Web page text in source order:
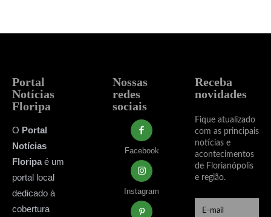
Portal
Notícias
Floripa
O Portal
Notícias
Floripaé um
portal local
dedicado à
cobertura
Nossas
redes
sociais
Facebook
Instagram
Receba
novidades
Fique atualizado
com as principais
notícias e
acontecimentos
de Florianópolis
e região.